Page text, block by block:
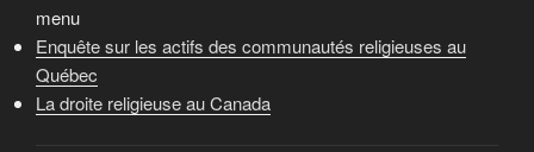
menu
Enquête sur les actifs des communautés religieuses au
Québec
La droite religieuse au Canada